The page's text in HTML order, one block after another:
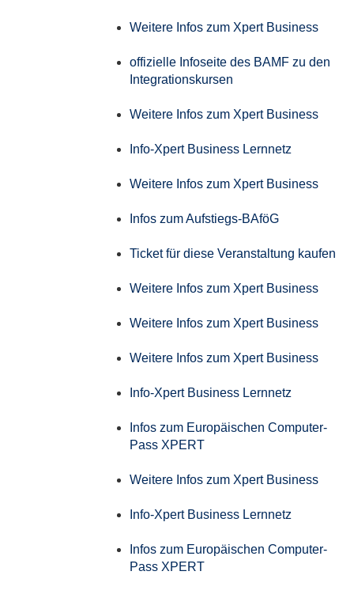
Weitere Infos zum Xpert Business
offizielle Infoseite des BAMF zu den
Integrationskursen
Weitere Infos zum Xpert Business
Info-Xpert Business Lernnetz
Weitere Infos zum Xpert Business
Infos zum Aufstiegs-BAföG
Ticket für diese Veranstaltung kaufen
Weitere Infos zum Xpert Business
Weitere Infos zum Xpert Business
Weitere Infos zum Xpert Business
Info-Xpert Business Lernnetz
Infos zum Europäischen Computer-
Pass XPERT
Weitere Infos zum Xpert Business
Info-Xpert Business Lernnetz
Infos zum Europäischen Computer-
Pass XPERT